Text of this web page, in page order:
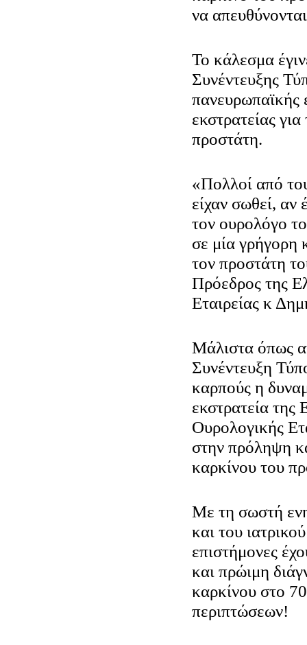
να
Το κάλεσμα
Συνέντευξης
πανευρωπαϊκής
εκστρατείας
προστάτη.
«Πολλοί από
είχαν σωθεί, αν
τον ουρολόγο
σε μία γρήγορη
τον προστάτη
Πρόεδρος της
Εταιρείας κ
Μάλιστα όπως
Συνέντευξη
καρπούς η
εκστρατεία της
Ουρολογικής
στην πρόληψη
καρκίνου του
Με τη σωστή
και του
επιστήμονες
και πρώιμη
καρκίνου στο
περιπτώσεων!